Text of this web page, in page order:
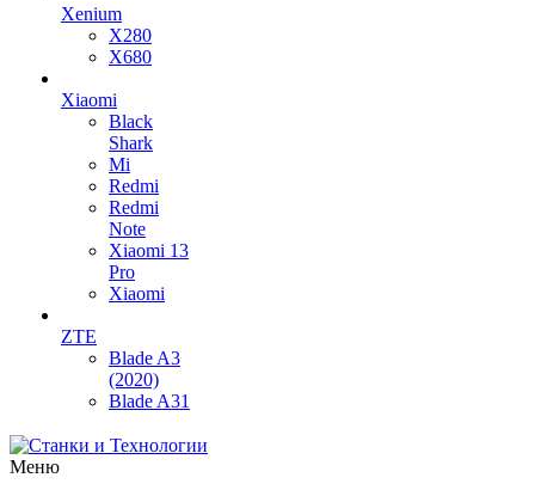
Xenium
X280
X680
Xiaomi
Black
Shark
Mi
Redmi
Redmi
Note
Xiaomi 13
Pro
Xiaomi
ZTE
Blade A3
(2020)
Blade A31
Меню